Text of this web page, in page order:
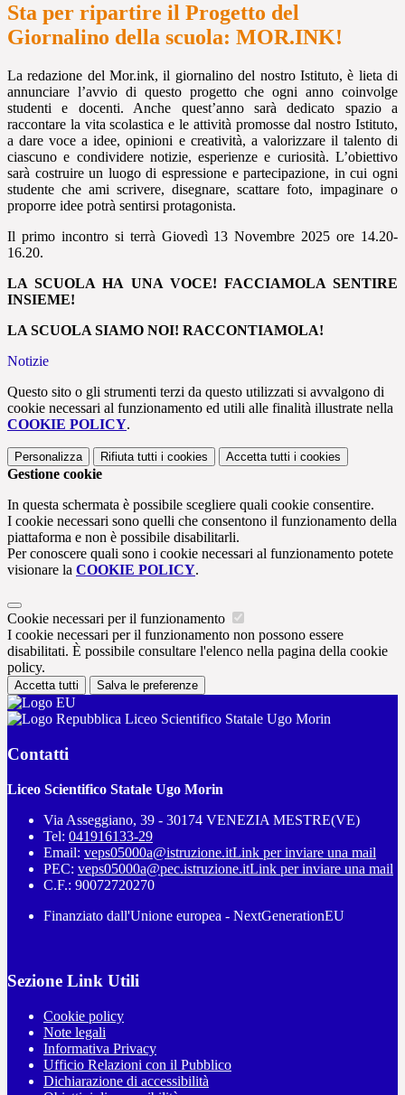
Sta per ripartire il Progetto del
Giornalino della scuola: MOR.INK!
La redazione del Mor.ink, il giornalino del nostro Istituto, è lieta di
annunciare l’avvio di questo progetto che ogni anno coinvolge
studenti e docenti. Anche quest’anno sarà dedicato spazio a
raccontare la vita scolastica e le attività promosse dal nostro Istituto,
a dare voce a idee, opinioni e creatività, a valorizzare il talento di
ciascuno e condividere notizie, esperienze e curiosità. L’obiettivo
sarà costruire un luogo di espressione e partecipazione, in cui ogni
studente che ami scrivere, disegnare, scattare foto, impaginare o
proporre idee potrà sentirsi protagonista.
Il primo incontro si terrà Giovedì 13 Novembre 2025 ore 14.20-
16.20.
LA SCUOLA HA UNA VOCE! FACCIAMOLA SENTIRE
INSIEME!
LA SCUOLA SIAMO NOI! RACCONTIAMOLA!
Notizie
Questo sito o gli strumenti terzi da questo utilizzati si avvalgono di
cookie necessari al funzionamento ed utili alle finalità illustrate nella
COOKIE POLICY.
Personalizza Rifiuta tutti i cookies Accetta tutti i cookies
Gestione cookie
In questa schermata è possibile scegliere quali cookie consentire.
I cookie necessari sono quelli che consentono il funzionamento della
piattaforma e non è possibile disabilitarli.
Per conoscere quali sono i cookie necessari al funzionamento potete
visionare la COOKIE POLICY.
Cookie necessari per il funzionamento
I cookie necessari per il funzionamento non possono essere
disabilitati. È possibile consultare l'elenco nella pagina della cookie
policy.
Accetta tutti Salva le preferenze
Liceo Scientifico Statale Ugo Morin
Contatti
Liceo Scientifico Statale Ugo Morin
Via Asseggiano, 39 - 30174 VENEZIA MESTRE(VE)
Tel: 041916133-29
Email: veps05000a@istruzione.itLink per inviare una mail
PEC: veps05000a@pec.istruzione.itLink per inviare una mail
C.F.: 90072720270
Finanziato dall'Unione europea - NextGenerationEU
Sezione Link Utili
Cookie policy
Note legali
Informativa Privacy
Ufficio Relazioni con il Pubblico
Dichiarazione di accessibilità